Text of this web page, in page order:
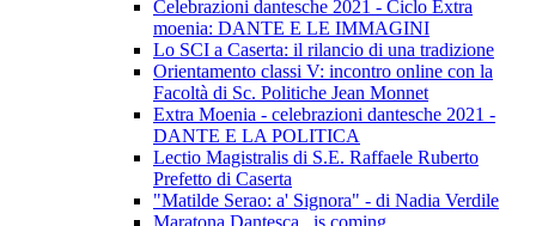
Celebrazioni dantesche 2021 - Ciclo Extra
moenia: DANTE E LE IMMAGINI
Lo SCI a Caserta: il rilancio di una tradizione
Orientamento classi V: incontro online con la
Facoltà di Sc. Politiche Jean Monnet
Extra Moenia - celebrazioni dantesche 2021 -
DANTE E LA POLITICA
Lectio Magistralis di S.E. Raffaele Ruberto
Prefetto di Caserta
"Matilde Serao: a' Signora" - di Nadia Verdile